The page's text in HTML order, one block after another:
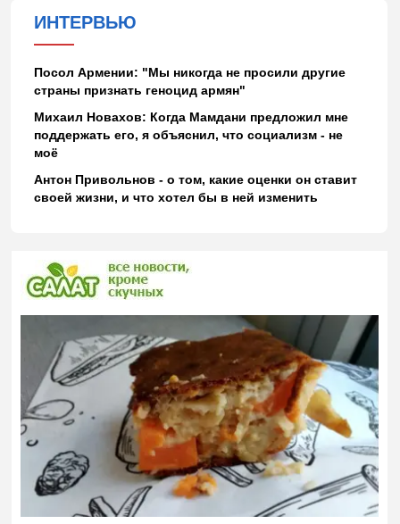
ИНТЕРВЬЮ
Посол Армении: "Мы никогда не просили другие
страны признать геноцид армян"
Михаил Новахов: Когда Мамдани предложил мне
поддержать его, я объяснил, что социализм - не
моё
Антон Привольнов - о том, какие оценки он ставит
своей жизни, и что хотел бы в ней изменить